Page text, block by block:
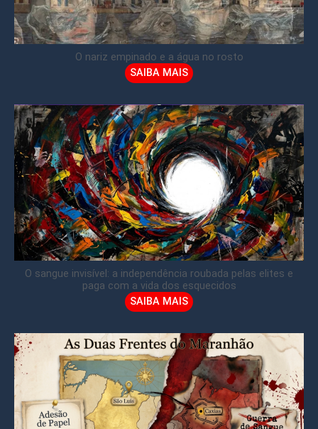
O nariz empinado e a água no rosto
SAIBA MAIS
O sangue invisível: a independência roubada pelas elites e
paga com a vida dos esquecidos
SAIBA MAIS